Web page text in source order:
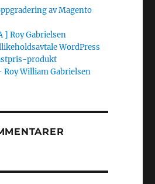
av Magento
] Roy Gabrielsen
WordPress
produkt
Roy William Gabrielsen